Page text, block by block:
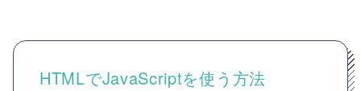
HTMLでJavaScriptを使う方法